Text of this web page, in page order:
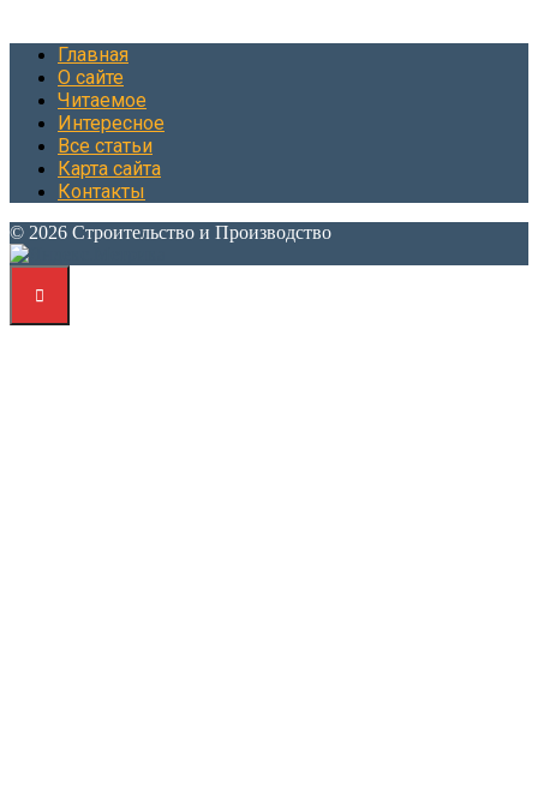
Главная
О сайте
Читаемое
Интересное
Все статьи
Карта сайта
Контакты
© 2026 Строительство и Производство